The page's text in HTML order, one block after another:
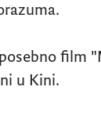
film
u Kini.